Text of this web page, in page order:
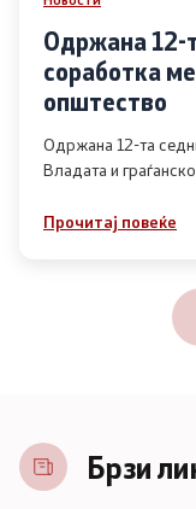
Одржана 12-
соработка
општество
Одржана 12-та
Владата и
Прочитај повеќе
Брзи